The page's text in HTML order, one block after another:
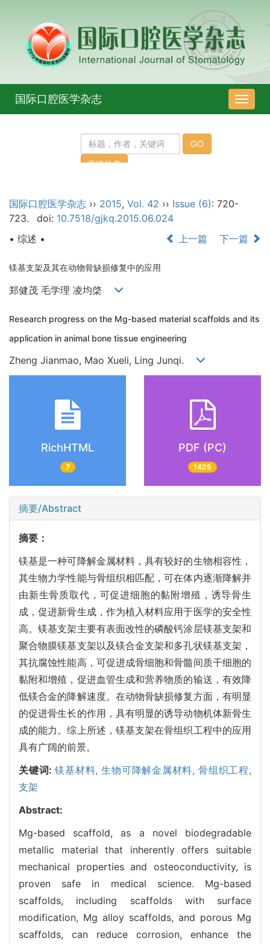
导
航
国际口腔医学杂志
国际口腔医学杂志 ›› 2015, Vol. 42 ›› Issue (6): 720-
723.
doi: 10.7518/gjkq.2015.06.024
• 综述 •
上一篇 下一篇
镁基支架及其在动物骨缺损修复中的应用
郑健茂 毛学理 凌均棨
Research progress on the Mg-based material scaffolds and its
application in animal bone tissue engineering
Zheng Jianmao, Mao Xueli, Ling Junqi.
RichHTML
7
PDF (PC)
1425
摘要/Abstract
摘要：
镁基是一种可降解金属材料，具有较好的生物相容性，
其生物力学性能与骨组织相匹配，可在体内逐渐降解并
由新生骨质取代，可促进细胞的黏附增殖，诱导骨生
成，促进新骨生成，作为植入材料应用于医学的安全性
高。镁基支架主要有表面改性的磷酸钙涂层镁基支架和
聚合物膜镁基支架以及镁合金支架和多孔状镁基支架，
其抗腐蚀性能高，可促进成骨细胞和骨髓间质干细胞的
黏附和增殖，促进血管生成和营养物质的输送，有效降
低镁合金的降解速度。在动物骨缺损修复方面，有明显
的促进骨生长的作用，具有明显的诱导动物机体新骨生
成的能力。综上所述，镁基支架在骨组织工程中的应用
具有广阔的前景。
关键词:镁基材料,生物可降解金属材料,骨组织工程,
支架
Abstract:
Mg-based scaffold, as a novel biodegradable
metallic material that inherently offers suitable
mechanical properties and osteoconductivity, is
proven safe in medical science. Mg-based
scaffolds, including scaffolds with surface
modification, Mg alloy scaffolds, and porous Mg
scaffolds, can reduce corrosion, enhance the